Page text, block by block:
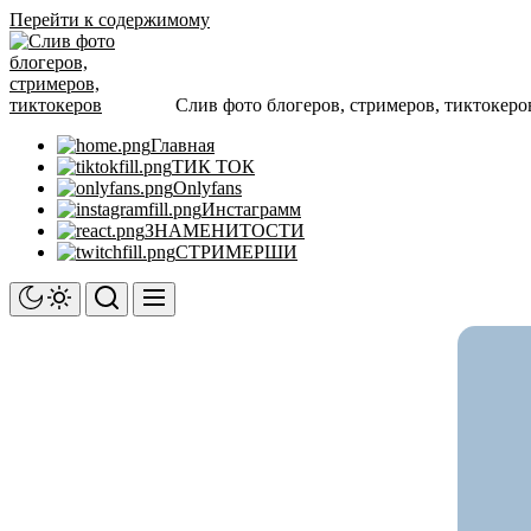
Перейти к содержимому
Слив фото блогеров, стримеров,
Главная
ТИК ТОК
Onlyfans
Инстаграмм
ЗНАМЕНИТОСТИ
СТРИМЕРШИ